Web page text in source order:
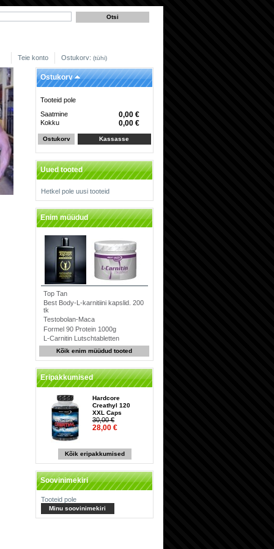
Ostukorv: (tühi)
Teie konto
Ostukorv
Tooteid pole
Saatmine
0,00 €
Kokku 0,00 €
Ostukorv Kassasse
Uued tooted
Hetkel pole uusi tooteid
Enim müüdud
Top Tan
Best Body-L-karnitiini kapslid. 200
tk
Testobolan-Maca
Formel 90 Protein 1000g
L-Carnitin Lutschtabletten
Kõik enim müüdud tooted
Eripakkumised
Hardcore
Creathyl 120
XXL Caps
30,00 €
28,00 €
Kõik eripakkumised
Soovinimekiri
Tooteid pole
Minu soovinimekiri